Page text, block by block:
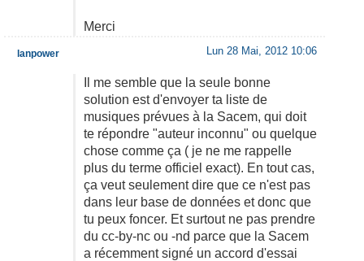
Merci
Lun 28 Mai, 2012 10:06
Il me semble que la seule bonne
solution est d'envoyer ta liste de
musiques prévues à la Sacem, qui doit
te répondre "auteur inconnu" ou quelque
chose comme ça ( je ne me rappelle
plus du terme officiel exact). En tout cas,
ça veut seulement dire que ce n'est pas
dans leur base de données et donc que
tu peux foncer. Et surtout ne pas prendre
du cc-by-nc ou -nd parce que la Sacem
a récemment signé un accord d'essai
lanpower